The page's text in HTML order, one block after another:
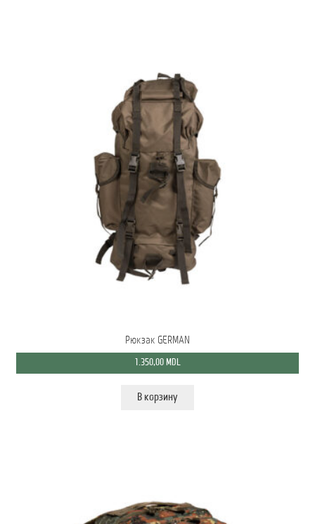
Рюкзак GERMAN
1.350,00 MDL
В корзину